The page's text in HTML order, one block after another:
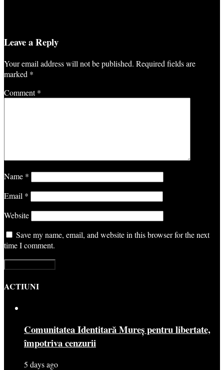
Leave a Reply
Your email address will not be published. Required fields are
marked *
Comment*
Name *
Email *
Website
Save my name, email, and website in this browser for the next
time I comment.
ACTIUNI
Comunitatea Identitară Mureș pentru libertate,
împotriva cenzurii
5 days ago